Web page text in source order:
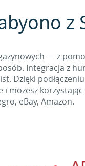
z
— z
Integracja z
Dzięki
możesz
eBay, Amazon.